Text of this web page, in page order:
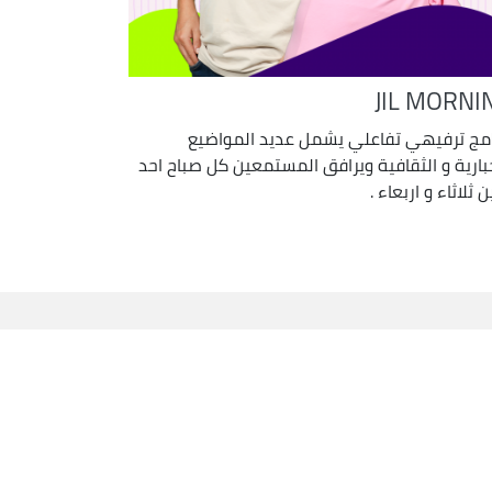
JIL
ترفيهي تفاعلي يشمل عديد المواضيع
و الثقافية ويرافق المستمعين كل صباح احد
ثلاثاء و اربعاء .